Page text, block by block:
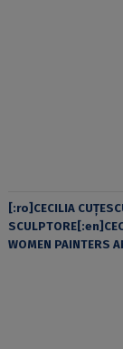
[:ro]CECILIA
WOMEN PAINTERS